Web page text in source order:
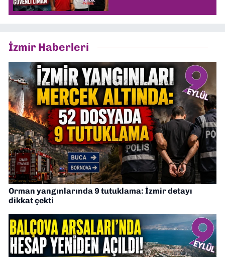
İzmir Haberleri
Orman yangınlarında 9 tutuklama: İzmir detayı
dikkat çekti